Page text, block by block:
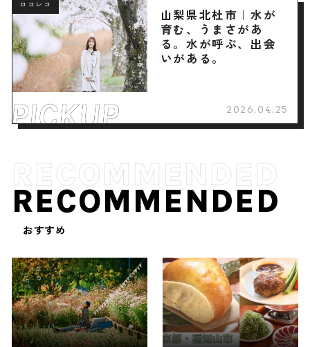
ロコレコ
山梨県北杜市｜水が
育む、うまさがあ
る。水が呼ぶ、出会
いがある。
2026.04.25
RECOMMENDED
おすすめ